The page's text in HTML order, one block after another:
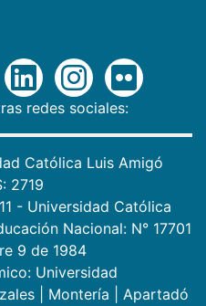
redes sociales:
Católica Luis Amigó
2719
- Universidad Católica
Nacional: N° 17701
9 de 1984
Universidad
Montería
Apartadó